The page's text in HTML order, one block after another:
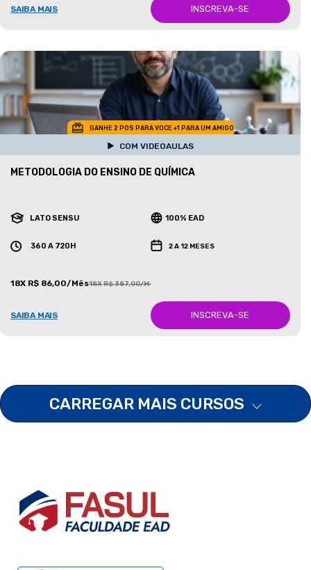
SAIBA MAIS INSCREVA-SE
GANHE 2 POS PARA VOCE +1 PARA UM AMIGO
COM VIDEOAULAS
METODOLOGIA DO ENSINO DE QUÍMICA
LATO SENSU 100% EAD
360 A 720H 2 A 12 MESES
18X R$ 86,00/Mês18X R$ 387,00/Mês
SAIBA MAIS INSCREVA-SE
CARREGAR MAIS CURSOS